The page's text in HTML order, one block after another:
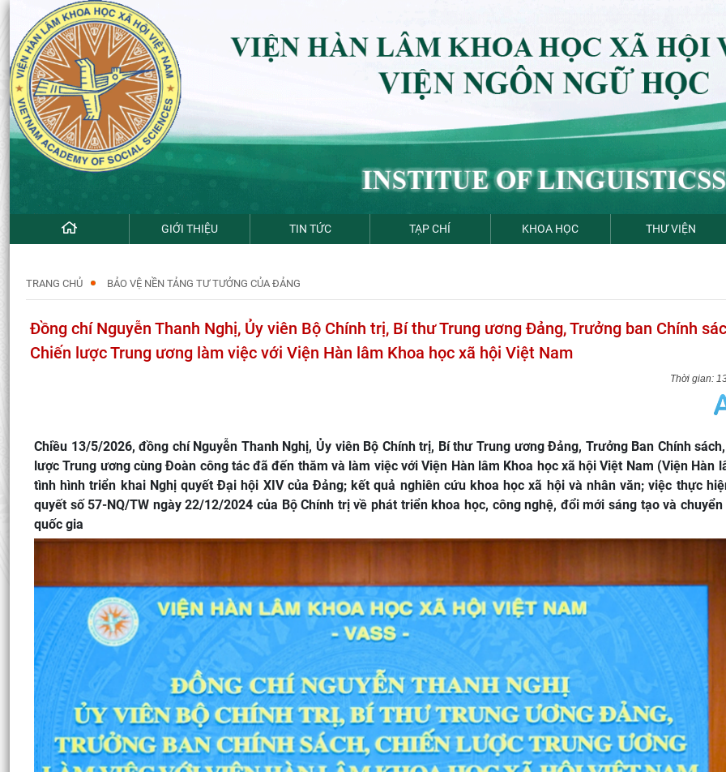
GIỚI THIỆU TIN TỨC TẠP CHÍ KHOA HỌC THƯ VIỆN
TRANG CHỦ BẢO VỆ NỀN TẢNG TƯ TƯỞNG CỦA ĐẢNG
Đồng chí Nguyễn Thanh Nghị, Ủy viên Bộ Chính trị, Bí thư Trung ương Đảng, Trưởng ban Chính
Chiến lược Trung ương làm việc với Viện Hàn lâm Khoa học xã hội Việt Nam
Chiều 13/5/2026, đồng chí Nguyễn Thanh Nghị, Ủy viên Bộ Chính trị, Bí thư Trung ương Đảng, Trưởng Ban Chính
lược Trung ương cùng Đoàn công tác đã đến thăm và làm việc với Viện Hàn lâm Khoa học xã hội Việt Nam (Viện Hàn
tình hình triển khai Nghị quyết Đại hội XIV của Đảng; kết quả nghiên cứu khoa học xã hội và nhân văn; việc thực
quyết số 57-NQ/TW ngày 22/12/2024 của Bộ Chính trị về phát triển khoa học, công nghệ, đổi mới sáng tạo và
quốc gia